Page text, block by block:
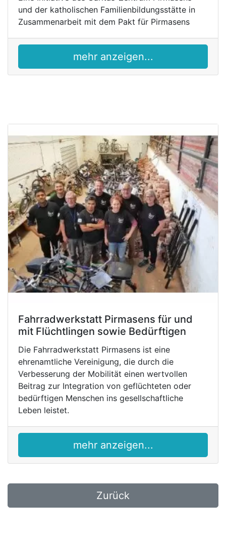
und der katholischen Familienbildungsstätte in
Zusammenarbeit mit dem Pakt für Pirmasens
mehr anzeigen...
Fahrradwerkstatt Pirmasens für und
mit Flüchtlingen sowie Bedürftigen
Die Fahrradwerkstatt Pirmasens ist eine
ehrenamtliche Vereinigung, die durch die
Verbesserung der Mobilität einen wertvollen
Beitrag zur Integration von geflüchteten oder
bedürftigen Menschen ins gesellschaftliche
Leben leistet.
mehr anzeigen...
Zurück